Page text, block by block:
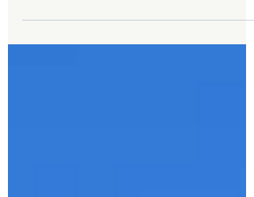
アクティオ株式会社様〜社員研
修〜